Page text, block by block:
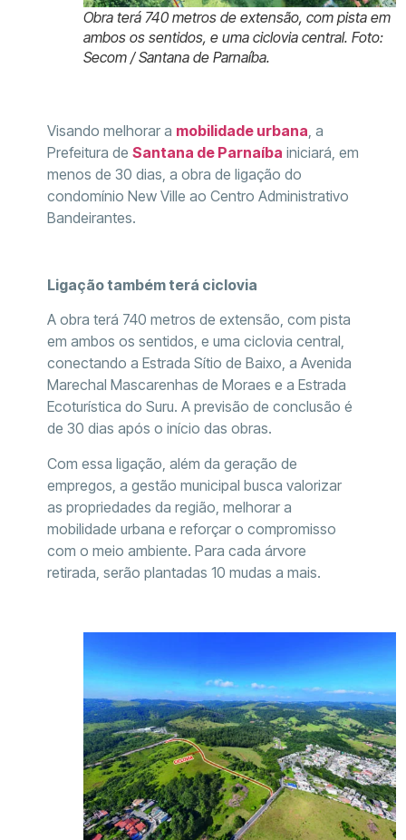
Obra terá 740 metros de extensão, com pista em
ambos os sentidos, e uma ciclovia central. Foto:
Secom / Santana de Parnaíba.
Visando melhorar a mobilidade urbana, a
Prefeitura de Santana de Parnaíba iniciará, em
menos de 30 dias, a obra de ligação do
condomínio New Ville ao Centro Administrativo
Bandeirantes.
Ligação também terá ciclovia
A obra terá 740 metros de extensão, com pista
em ambos os sentidos, e uma ciclovia central,
conectando a Estrada Sítio de Baixo, a Avenida
Marechal Mascarenhas de Moraes e a Estrada
Ecoturística do Suru. A previsão de conclusão é
de 30 dias após o início das obras.
Com essa ligação, além da geração de
empregos, a gestão municipal busca valorizar
as propriedades da região, melhorar a
mobilidade urbana e reforçar o compromisso
com o meio ambiente. Para cada árvore
retirada, serão plantadas 10 mudas a mais.